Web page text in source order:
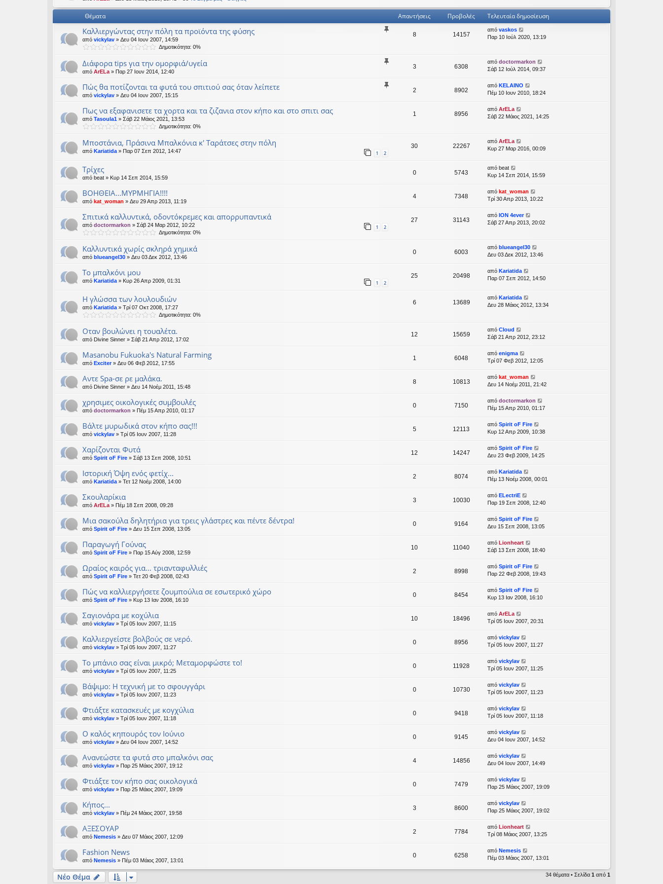
εις
Θέματα Απαντήσεις Προβολές Τελευταία δημοσίευση
Καλλιεργώντας στην πόλη τα προϊόντα της φύσης
από vickylav » Δευ 04 Ιουν 2007, 14:59
Δημοτικότητα: 0%
8 14157
από vaskos
Παρ 10 Ιούλ 2020, 13:19
Διάφορα tips για την ομορφιά/υγεία
από ArELa » Παρ 27 Ιουν 2014, 12:40
3 6308
από doctormarkon
Σάβ 12 Ιούλ 2014, 09:37
Πώς θα ποτίζονται τα φυτά του σπιτιού σας όταν λείπετε
από vickylav » Δευ 04 Ιουν 2007, 15:15
2 8902
από KELAINO
Πέμ 10 Ιουν 2010, 18:24
Πως να εξαφανισετε τα χορτα και τα ζιζανια στον κήπο και στο σπιτι σας
από Tasoula1 » Σάβ 22 Μάιος 2021, 13:53
Δημοτικότητα: 0%
1 8956
από ArELa
Σάβ 22 Μάιος 2021, 14:25
Μποστάνια, Πράσινα Μπαλκόνια κ' Ταράτσες στην πόλη
από Kariatida » Παρ 07 Σεπ 2012, 14:47 1 2
30 22267
από ArELa
Κυρ 27 Μαρ 2016, 00:09
Τρίχες
από beat » Κυρ 14 Σεπ 2014, 15:59
0 5743
από beat
Κυρ 14 Σεπ 2014, 15:59
ΒΟΗΘΕΙΑ...ΜΥΡΜΗΓΙΑ!!!!
από kat_woman » Δευ 29 Απρ 2013, 11:19
4 7348
από kat_woman
Τρί 30 Απρ 2013, 10:22
Σπιτικά καλλυντικά, οδοντόκρεμες και απορρυπαντικά
από doctormarkon » Σάβ 24 Μαρ 2012, 10:22 1 2
Δημοτικότητα: 0%
27 31143
από ION 4ever
Σάβ 27 Απρ 2013, 20:02
Καλλυντικά χωρίς σκληρά χημικά
από blueangel30 » Δευ 03 Δεκ 2012, 13:46
0 6003
από blueangel30
Δευ 03 Δεκ 2012, 13:46
Το μπαλκόνι μου
από Kariatida » Κυρ 26 Απρ 2009, 01:31 1 2
25 20498
από Kariatida
Παρ 07 Σεπ 2012, 14:50
Η γλώσσα των λουλουδιών
από Kariatida » Τρί 07 Οκτ 2008, 17:27
Δημοτικότητα: 0%
6 13689
από Kariatida
Δευ 28 Μάιος 2012, 13:34
Οταν βουλώνει η τουαλέτα.
από Divine Sinner » Σάβ 21 Απρ 2012, 17:02
12 15659
από Cloud
Σάβ 21 Απρ 2012, 23:12
Masanobu Fukuoka's Natural Farming
από Exciter» Δευ 06 Φεβ 2012, 17:55
1 6048
από enigma
Τρί 07 Φεβ 2012, 12:05
Αντε Spa-σε ρε μαλάκα.
από Divine Sinner » Δευ 14 Νοέμ 2011, 15:48
8 10813
από kat_woman
Δευ 14 Νοέμ 2011, 21:42
χρησιμες οικολογικές συμβουλές
από doctormarkon » Πέμ 15 Απρ 2010, 01:17
0 7150
από doctormarkon
Πέμ 15 Απρ 2010, 01:17
Βάλτε μυρωδικά στον κήπο σας!!!
από vickylav » Τρί 05 Ιουν 2007, 11:28
5 12113
από Spirit oF Fire
Κυρ 12 Απρ 2009, 10:38
Χαρίζονται Φυτά
από Spirit oF Fire » Σάβ 13 Σεπ 2008, 10:51
12 14247
από Spirit oF Fire
Δευ 23 Φεβ 2009, 14:25
Ιστορική Όψη ενός φετίχ...
από Kariatida » Τετ 12 Νοέμ 2008, 14:00
2 8074
από Kariatida
Πέμ 13 Νοέμ 2008, 00:01
Σκουλαρίκια
από ArELa » Πέμ 18 Σεπ 2008, 09:28
3 10030
από ELectriE
Παρ 19 Σεπ 2008, 12:40
Μια σακούλα δηλητήρια για τρεις γλάστρες και πέντε δέντρα!
από Spirit oF Fire » Δευ 15 Σεπ 2008, 13:05
0 9164
από Spirit oF Fire
Δευ 15 Σεπ 2008, 13:05
Παραγωγή Γούνας
από Spirit oF Fire » Παρ 15 Αύγ 2008, 12:59
10 11040
από Lionheart
Σάβ 13 Σεπ 2008, 18:40
Ωραίος καιρός για... τριανταφυλλιές
από Spirit oF Fire » Τετ 20 Φεβ 2008, 02:43
2 8998
από Spirit oF Fire
Παρ 22 Φεβ 2008, 19:43
Πώς να καλλιεργήσετε ζουμπούλια σε εσωτερικό χώρο
από Spirit oF Fire » Κυρ 13 Ιαν 2008, 16:10
0 8454
από Spirit oF Fire
Κυρ 13 Ιαν 2008, 16:10
Σαγιονάρα με κοχύλια
από vickylav » Τρί 05 Ιουν 2007, 11:15
10 18496
από ArELa
Τρί 05 Ιουν 2007, 20:31
Καλλιεργείστε βολβούς σε νερό.
από vickylav » Τρί 05 Ιουν 2007, 11:27
0 8956
από vickylav
Τρί 05 Ιουν 2007, 11:27
Το μπάνιο σας είναι μικρό; Μεταμορφώστε το!
από vickylav » Τρί 05 Ιουν 2007, 11:25
0 11928
από vickylav
Τρί 05 Ιουν 2007, 11:25
Βάψιμο: Η τεχνική με το σφουγγάρι
από vickylav » Τρί 05 Ιουν 2007, 11:23
0 10730
από vickylav
Τρί 05 Ιουν 2007, 11:23
Φτιάξτε κατασκευές με κογχύλια
από vickylav » Τρί 05 Ιουν 2007, 11:18
0 9418
από vickylav
Τρί 05 Ιουν 2007, 11:18
Ο καλός κηπουρός τον Ιούνιο
από vickylav » Δευ 04 Ιουν 2007, 14:52
0 9145
από vickylav
Δευ 04 Ιουν 2007, 14:52
Aνανεώστε τα φυτά στο μπαλκόνι σας
από vickylav » Παρ 25 Μάιος 2007, 19:12
4 14856
από vickylav
Δευ 04 Ιουν 2007, 14:49
Φτιάξτε τον κήπο σας οικολογικά
από vickylav » Παρ 25 Μάιος 2007, 19:09
0 7479
από vickylav
Παρ 25 Μάιος 2007, 19:09
Κήπος...
από vickylav » Πέμ 24 Μάιος 2007, 19:58
3 8600
από vickylav
Παρ 25 Μάιος 2007, 19:02
ΑΞΕΣΟΥΑΡ
από Nemesis » Δευ 07 Μάιος 2007, 12:09
2 7784
από Lionheart
Τρί 08 Μάιος 2007, 13:25
Fashion News
από Nemesis » Πέμ 03 Μάιος 2007, 13:01
0 6258
από Nemesis
Πέμ 03 Μάιος 2007, 13:01
Νέο Θέμα 34 θέματα • Σελίδα 1 από 1